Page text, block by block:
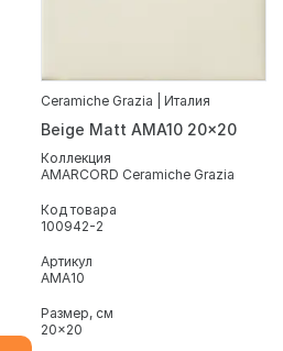
Ceramiche Grazia | Италия
Beige Matt AMA10 20x20
Коллекция
AMARCORD Ceramiche Grazia
Код товара
100942-2
Артикул
AMA10
Размер, см
20x20